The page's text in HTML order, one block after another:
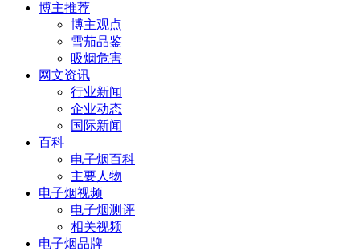
博主推荐
博主观点
雪茄品鉴
吸烟危害
网文资讯
行业新闻
企业动态
国际新闻
百科
电子烟百科
主要人物
电子烟视频
电子烟测评
相关视频
电子烟品牌